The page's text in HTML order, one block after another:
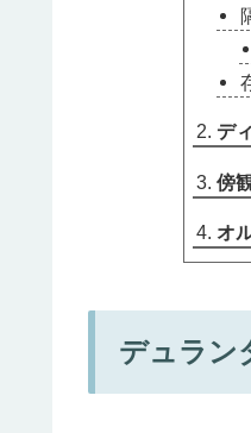
デ
傍
オ
デュラン